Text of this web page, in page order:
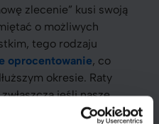
zlecenie” kusi swoją
o możliwych
tego rodzaju
oprocentowanie, co
okresie. Raty
jeśli nasze